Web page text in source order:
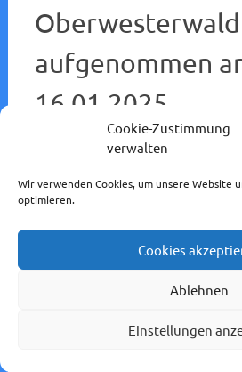
Cookie-Zustimmung
verwalten
Wir verwenden Cookies, um unsere Website
optimieren.
Cookies
Ablehnen
Einstellungen
aufgenommen
16.01.2025.
22. Juli 2026 Redaktion